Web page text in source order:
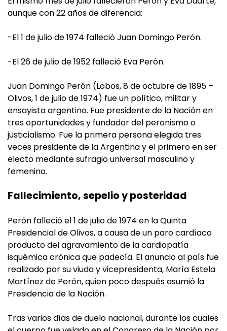
aunque con 22 años de diferencia:
-El 1 de julio de 1974 falleció Juan Domingo Perón.
-El 26 de julio de 1952 falleció Eva Perón.
Juan Domingo Perón (Lobos, 8 de octubre de 1895 –
Olivos, 1 de julio de 1974) fue un político, militar y
ensayista argentino. Fue presidente de la Nación en
tres oportunidades y fundador del peronismo o
justicialismo. Fue la primera persona elegida tres
veces presidente de la Argentina y el primero en ser
electo mediante sufragio universal masculino y
femenino.
Fallecimiento, sepelio y posteridad
Perón falleció el 1 de julio de 1974 en la Quinta
Presidencial de Olivos, a causa de un paro cardíaco
producto del agravamiento de la cardiopatía
isquémica crónica que padecía. El anuncio al país fue
realizado por su viuda y vicepresidenta, María Estela
Martínez de Perón, quien poco después asumió la
Presidencia de la Nación.
Tras varios días de duelo nacional, durante los cuales